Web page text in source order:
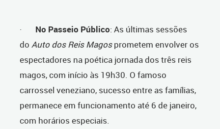
· No Passeio Público: As últimas sessões
do Auto dos Reis Magosprometem envolver os
espectadores na poética jornada dos três reis
magos, com início às 19h30. O famoso
carrossel veneziano, sucesso entre as famílias,
permanece em funcionamento até 6 de janeiro,
com horários especiais.